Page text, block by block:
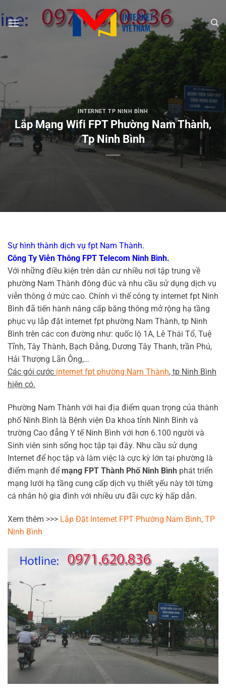
đến
INTERNET TP NINH BÌNH
Lắp Mạng Wifi FPT Phường Nam Thành,
Tp Ninh Bình
Sự hình thành dịch vụ fpt Nam Thành.
Công Ty Viễn Thông FPT Telecom Ninh Bình.
Với những điều kiện trên dân cư nhiều nơi tập trung về
phường Nam Thành đông đúc và nhu cầu sử dụng dịch vụ
viễn thông ở mức cao. Chính vì thế công ty internet fpt Ninh
Bình đã tiến hành nâng cấp băng thông mở rộng hạ tầng
phục vụ lắp đặt internet fpt phường Nam Thành, tp Ninh
Bình trên các con đường như: quốc lộ 1A, Lê Thái Tổ, Tuệ
Tĩnh, Tây Thành, Bạch Đằng, Dương Tây Thanh, trần Phú,
Hải Thượng Lãn Ông,…
Các gói cước internet fpt phường Nam Thành, tp Ninh Bình
hiện có.
Phường Nam Thành với hai địa điểm quan trọng của thành
phố Ninh Bình là Bệnh viện Đa khoa tỉnh Ninh Bình và
trường Cao đẳng Y tế Ninh Bình với hơn 6.100 người và
Sinh viên sinh sống học tập tại đây. Nhu cầu sử dụng
Internet để học tập và làm việc là cực kỳ lớn tại phường là
điểm mạnh đểmạng FPT Thành Phố Ninh Bình phát triển
mạng lưới hạ tầng cung cấp dịch vụ thiết yếu này tới từng
cá nhân hộ gia đình với nhiều ưu đãi cực kỳ hấp dẫn.
Xem thêm >>> Lắp Đặt Internet FPT Phường Nam Bình, TP
Ninh Bình